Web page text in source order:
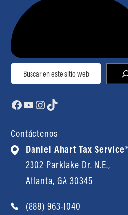
Buscar
Facebook
YouTube
Instagram
TikTok
Contáctenos
Daniel Ahart Tax Service®
2302 Parklake Dr. N.E.,
Atlanta, GA 30345
(888) 963-1040